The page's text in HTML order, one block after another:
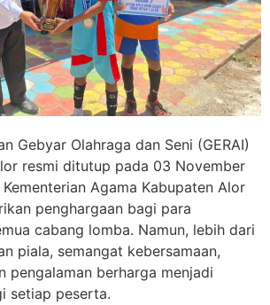
Gebyar Olahraga dan Seni (GERAI)
resmi ditutup pada 03 November
Agama Kabupaten Alor
penghargaan bagi para
cabang lomba. Namun, lebih dari
piala, semangat kebersamaan,
pengalaman berharga menjadi
setiap peserta.